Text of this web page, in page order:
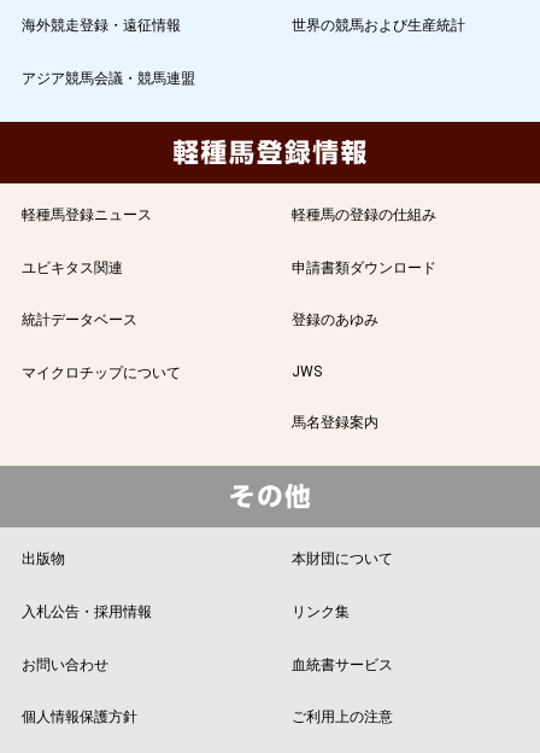
海外競走登録・遠征情報 世界の競馬および生産統計
アジア競馬会議・競馬連盟
軽種馬登録ニュース 軽種馬の登録の仕組み
ユビキタス関連 申請書類ダウンロード
統計データベース 登録のあゆみ
マイクロチップについて JWS
馬名登録案内
出版物 本財団について
入札公告・採用情報 リンク集
お問い合わせ 血統書サービス
個人情報保護方針 ご利用上の注意